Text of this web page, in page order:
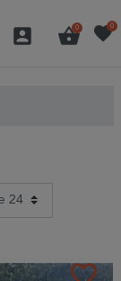
account_box shopping_basket
0 favorite0